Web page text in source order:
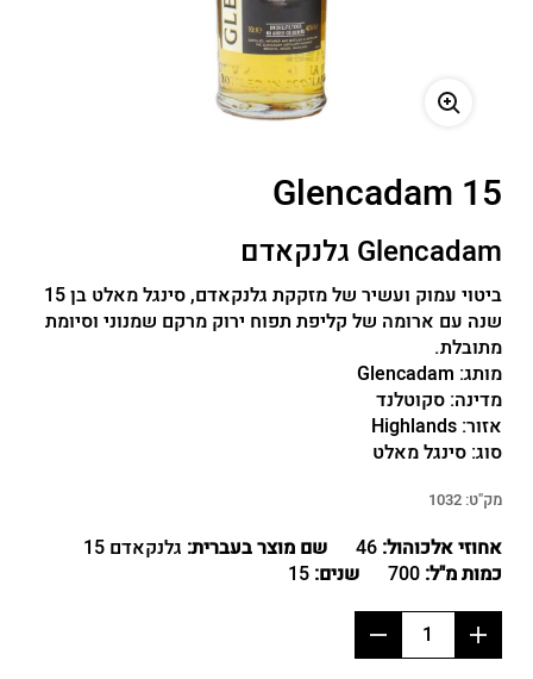
משתמש חדש/אורח
להרשמה
Glencadam 15
Glencadam גלנקאדם
ביטוי עמוק ועשיר של מזקקת גלנקאדם, סינגל מאלט בן 15
שנה עם ארומה של קליפת תפוח ירוק מרקם שמנוני וסיומת
מתובלת.
מותג: Glencadam
מדינה:סקוטלנד
אזור:Highlands
סוג:סינגל מאלט
מק"ט:1032
אחוזי אלכוהול:46 שם מוצר בעברית: גלנקאדם 15
כמות מ"ל:700 שנים:15
הוסף
החסר